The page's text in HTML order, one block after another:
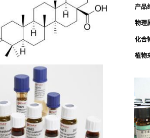
产品
物理
化合
植物